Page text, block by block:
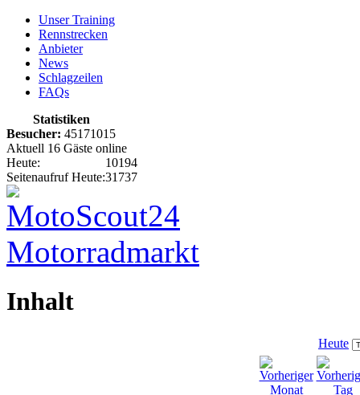
Unser Training
Rennstrecken
Anbieter
News
Schlagzeilen
FAQs
Statistiken
Besucher: 45171015
Aktuell 16 Gäste online
Heute:
10194
Seitenaufruf Heute:31737
Inhalt
Heute